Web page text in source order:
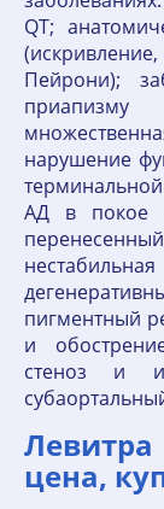
QT;
Пейрони);
приапизму
нарушение
АД в покое
пигментный
и
стеноз и
цена,